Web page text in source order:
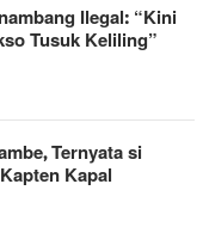
Ilegal: “Kini
Tusuk Keliling”
Ternyata si
Kapal